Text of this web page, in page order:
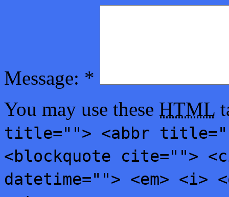
Message: *
You may use these HTML
title=""> <abbr
<blockquote cite="">
datetime=""> <em>